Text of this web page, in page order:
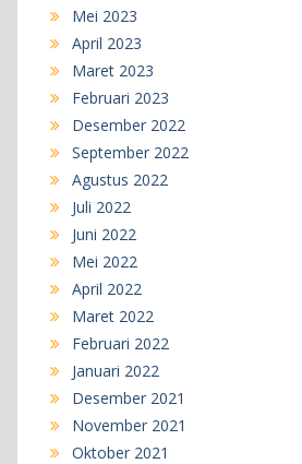
Mei 2023
April 2023
Maret 2023
Februari 2023
Desember 2022
September 2022
Agustus 2022
Juli 2022
Juni 2022
Mei 2022
April 2022
Maret 2022
Februari 2022
Januari 2022
Desember 2021
November 2021
Oktober 2021